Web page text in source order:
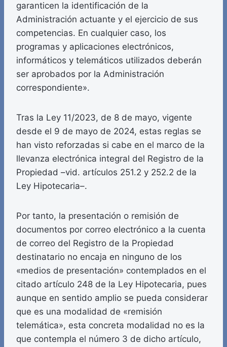
garanticen la identificación de la
Administración actuante y el ejercicio de sus
competencias. En cualquier caso, los
programas y aplicaciones electrónicos,
informáticos y telemáticos utilizados deberán
ser aprobados por la Administración
correspondiente».
Tras la Ley 11/2023, de 8 de mayo, vigente
desde el 9 de mayo de 2024, estas reglas se
han visto reforzadas si cabe en el marco de la
llevanza electrónica integral del Registro de la
Propiedad –vid. artículos 251.2 y 252.2 de la
Ley Hipotecaria–.
Por tanto, la presentación o remisión de
documentos por correo electrónico a la cuenta
de correo del Registro de la Propiedad
destinatario no encaja en ninguno de los
«medios de presentación» contemplados en el
citado artículo 248 de la Ley Hipotecaria, pues
aunque en sentido amplio se pueda considerar
que es una modalidad de «remisión
telemática», esta concreta modalidad no es la
que contempla el número 3 de dicho artículo,